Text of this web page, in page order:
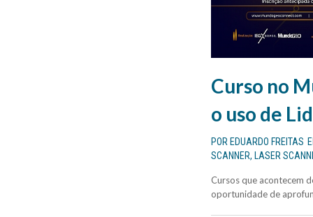
Curso no
o uso de
POR EDUARDO FREITAS
SCANNER, LASER
Cursos que acontecem
oportunidade de